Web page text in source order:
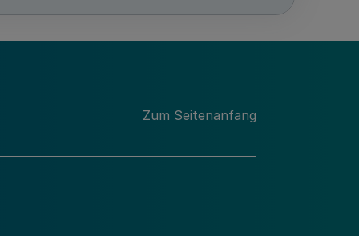
des Landes Nordrhein-
Zum Seitenanfang